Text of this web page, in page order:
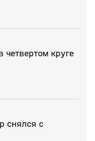
четвертом круге
снялся с